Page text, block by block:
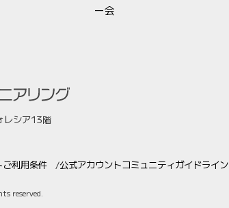
ー会
シア13階
ご利用条件 公式アカウントコミュニティガイドライン
reserved.